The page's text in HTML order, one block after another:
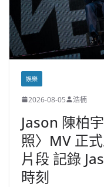
娛樂
2026-08-05 浩楠
Jason 陳柏
照〉MV 正
片段 記錄
時刻